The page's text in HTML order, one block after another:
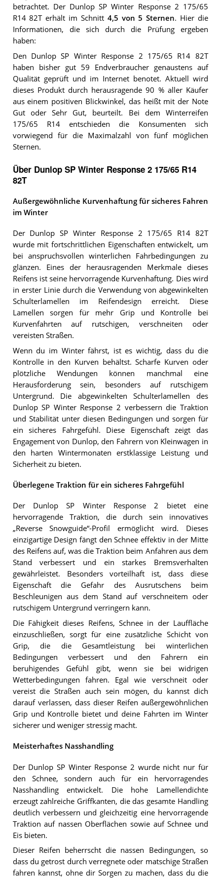
betrachtet. Der Dunlop SP Winter Response 2 175/65
R14 82Terhält im Schnitt 4,5 von 5 Sternen. Hier die
Informationen, die sich durch die Prüfung ergeben
haben:
Den Dunlop SP Winter Response 2 175/65 R14 82T
haben bisher gut 59 Endverbraucher genaustens auf
Qualität geprüft und im Internet benotet. Aktuell wird
dieses Produkt durch herausragende 90 % aller Käufer
aus einem positiven Blickwinkel, das heißt mit der Note
Gut oder Sehr Gut, beurteilt. Bei dem Winterreifen
175/65 R14 entschieden die Konsumenten sich
vorwiegend für die Maximalzahl von fünf möglichen
Sternen.
Über Dunlop SP Winter Response 2 175/65 R14
82T
Außergewöhnliche Kurvenhaftung für sicheres Fahren
im Winter
Der Dunlop SP Winter Response 2 175/65 R14 82T
wurde mit fortschrittlichen Eigenschaften entwickelt, um
bei anspruchsvollen winterlichen Fahrbedingungen zu
glänzen. Eines der herausragenden Merkmale dieses
Reifens ist seine hervorragende Kurvenhaftung. Dies wird
in erster Linie durch die Verwendung von abgewinkelten
Schulterlamellen im Reifendesign erreicht. Diese
Lamellen sorgen für mehr Grip und Kontrolle bei
Kurvenfahrten auf rutschigen, verschneiten oder
vereisten Straßen.
Wenn du im Winter fährst, ist es wichtig, dass du die
Kontrolle in den Kurven behältst. Scharfe Kurven oder
plötzliche Wendungen können manchmal eine
Herausforderung sein, besonders auf rutschigem
Untergrund. Die abgewinkelten Schulterlamellen des
Dunlop SP Winter Response 2 verbessern die Traktion
und Stabilität unter diesen Bedingungen und sorgen für
ein sicheres Fahrgefühl. Diese Eigenschaft zeigt das
Engagement von Dunlop, den Fahrern von Kleinwagen in
den harten Wintermonaten erstklassige Leistung und
Sicherheit zu bieten.
Überlegene Traktion für ein sicheres Fahrgefühl
Der Dunlop SP Winter Response 2 bietet eine
hervorragende Traktion, die durch sein innovatives
„Reverse Snowguide“-Profil ermöglicht wird. Dieses
einzigartige Design fängt den Schnee effektiv in der Mitte
des Reifens auf, was die Traktion beim Anfahren aus dem
Stand verbessert und ein starkes Bremsverhalten
gewährleistet. Besonders vorteilhaft ist, dass diese
Eigenschaft die Gefahr des Ausrutschens beim
Beschleunigen aus dem Stand auf verschneitem oder
rutschigem Untergrund verringern kann.
Die Fähigkeit dieses Reifens, Schnee in der Lauffläche
einzuschließen, sorgt für eine zusätzliche Schicht von
Grip, die die Gesamtleistung bei winterlichen
Bedingungen verbessert und den Fahrern ein
beruhigendes Gefühl gibt, wenn sie bei widrigen
Wetterbedingungen fahren. Egal wie verschneit oder
vereist die Straßen auch sein mögen, du kannst dich
darauf verlassen, dass dieser Reifen außergewöhnlichen
Grip und Kontrolle bietet und deine Fahrten im Winter
sicherer und weniger stressig macht.
Meisterhaftes Nasshandling
Der Dunlop SP Winter Response 2 wurde nicht nur für
den Schnee, sondern auch für ein hervorragendes
Nasshandling entwickelt. Die hohe Lamellendichte
erzeugt zahlreiche Griffkanten, die das gesamte Handling
deutlich verbessern und gleichzeitig eine hervorragende
Traktion auf nassen Oberflächen sowie auf Schnee und
Eis bieten.
Dieser Reifen beherrscht die nassen Bedingungen, so
dass du getrost durch verregnete oder matschige Straßen
fahren kannst, ohne dir Sorgen zu machen, dass du die